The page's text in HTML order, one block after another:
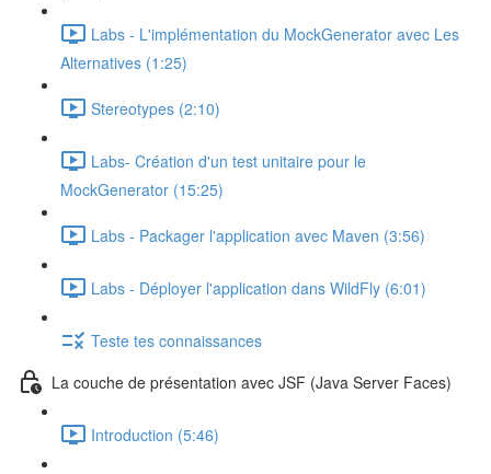
Labs - L'implémentation du MockGenerator avec Les
Alternatives (1:25)
Stereotypes (2:10)
Labs- Création d'un test unitaire pour le
MockGenerator (15:25)
Labs - Packager l'application avec Maven (3:56)
Labs - Déployer l'application dans WildFly (6:01)
Teste tes connaissances
La couche de présentation avec JSF (Java Server Faces)
Introduction (5:46)